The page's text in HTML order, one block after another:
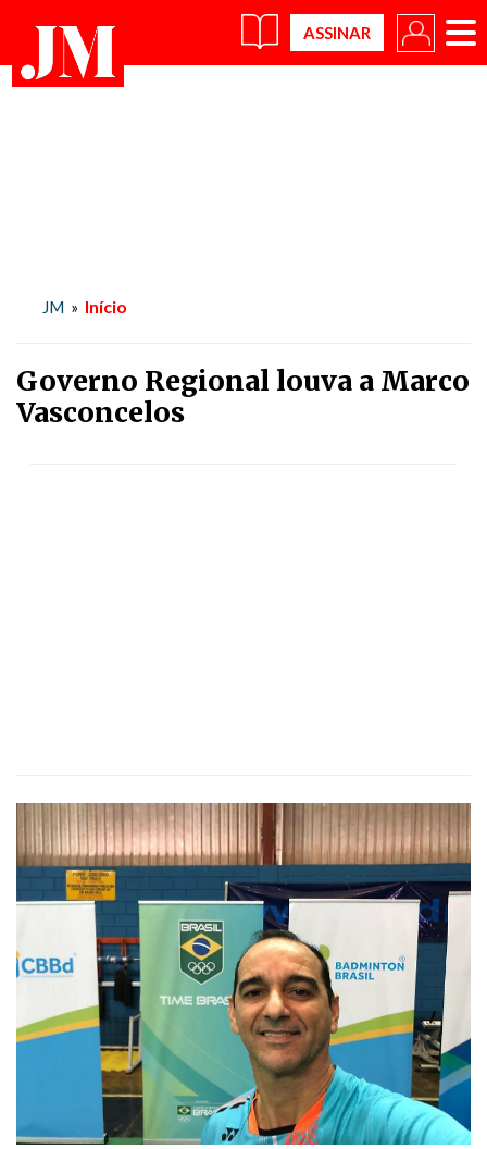
×
JM » Início
Governo Regional louva a Marco
Vasconcelos